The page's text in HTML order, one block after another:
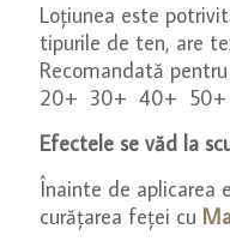
Loțiunea este
tipurile de ten, are
Recomandată
20+ 30+ 40+
Efectele se văd la
Înainte de aplicarea
curățarea feței cu